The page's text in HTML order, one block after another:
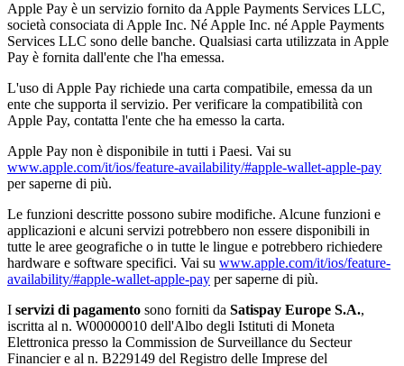
Apple Pay è un servizio fornito da Apple Payments Services LLC,
società consociata di Apple Inc. Né Apple Inc. né Apple Payments
Services LLC sono delle banche. Qualsiasi carta utilizzata in Apple
Pay è fornita dall'ente che l'ha emessa.
L'uso di Apple Pay richiede una carta compatibile, emessa da un
ente che supporta il servizio. Per verificare la compatibilità con
Apple Pay, contatta l'ente che ha emesso la carta.
Apple Pay non è disponibile in tutti i Paesi. Vai su
www.apple.com/it/ios/feature-availability/#apple-wallet-apple-pay
per saperne di più.
Le funzioni descritte possono subire modifiche. Alcune funzioni e
applicazioni e alcuni servizi potrebbero non essere disponibili in
tutte le aree geografiche o in tutte le lingue e potrebbero richiedere
hardware e software specifici. Vai su www.apple.com/it/ios/feature-
availability/#apple-wallet-apple-pay per saperne di più.
I servizi di pagamento sono forniti da Satispay Europe S.A.,
iscritta al n. W00000010 dell'Albo degli Istituti di Moneta
Elettronica presso la Commission de Surveillance du Secteur
Financier e al n. B229149 del Registro delle Imprese del